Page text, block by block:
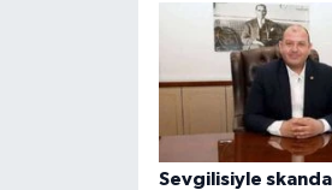
Sevgilisiyle